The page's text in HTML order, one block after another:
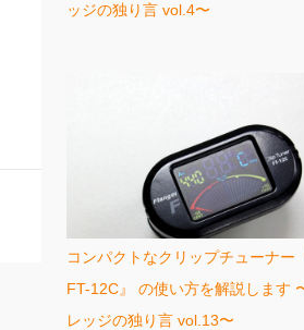
ッジの独り言 vol.4〜
コンパクトなクリップチューナー
FT-12C』 の使い方を解説します
レッジの独り言 vol.13〜